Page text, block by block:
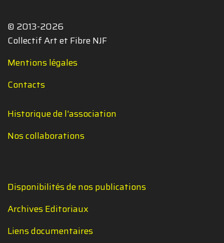
© 2013-2026
Collectif Art et Fibre NJF
Mentions légales
Contacts
Historique de l'association
Nos collaborations
Disponibilités de nos publications
Archives Editoriaux
Liens documentaires